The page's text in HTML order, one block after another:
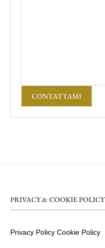
CONTATTAMI
PRIVACY & COOKIE POLICY
Privacy Policy Cookie Policy